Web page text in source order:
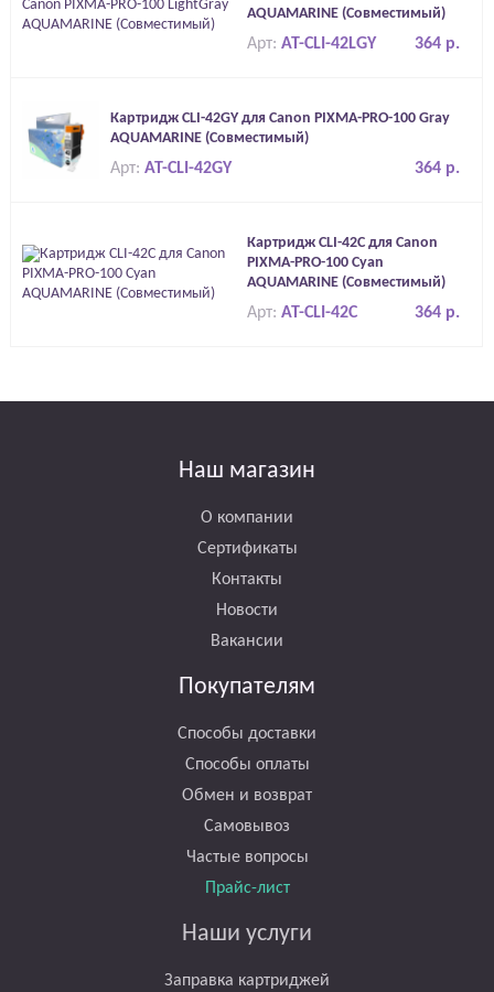
AQUAMARINE (Совместимый)
364 р.
Арт:AT-CLI-42LGY
Картридж CLI-42GY для Canon PIXMA-PRO-100 Gray
AQUAMARINE (Совместимый)
364 р.
Арт: AT-CLI-42GY
Картридж CLI-42C для Canon
PIXMA-PRO-100 Cyan
AQUAMARINE (Совместимый)
364 р.
Арт:AT-CLI-42C
Наш магазин
О компании
Сертификаты
Контакты
Новости
Вакансии
Покупателям
Способы доставки
Способы оплаты
Обмен и возврат
Самовывоз
Частые вопросы
Прайс-лист
Наши услуги
Заправка картриджей